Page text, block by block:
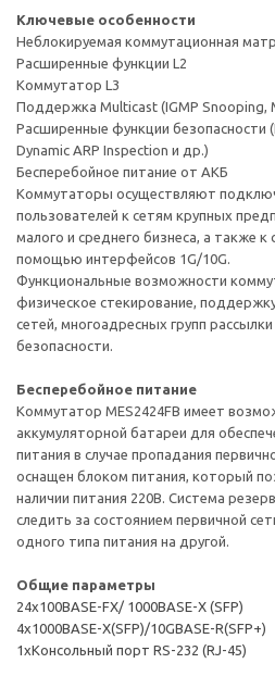
Ключевые особенности
Неблокируемая коммутационная
Расширенные функции L2
Коммутатор L3
Поддержка Multicast (IGMP Snooping,
Расширенные функции безопасности
Dynamic ARP Inspection и др.)
Бесперебойное питание от АКБ
Коммутаторы осуществляют
пользователей к сетям крупных
малого и среднего бизнеса, а также к
помощью интерфейсов 1G/10G.
Функциональные возможности
физическое стекирование,
сетей, многоадресных групп
безопасности.
Бесперебойное питание
Коммутатор MES2424FB имеет
аккумуляторной батареи для
питания в случае пропадания
оснащен блоком питания, который
наличии питания 220В. Система
следить за состоянием первичной
одного типа питания на другой.
Общие параметры
24x100BASE-FX/ 1000BASE-X (SFP)
4x1000BASE-X(SFP)/10GBASE-R(SFP+)
1хКонсольный порт RS-232 (RJ-45)